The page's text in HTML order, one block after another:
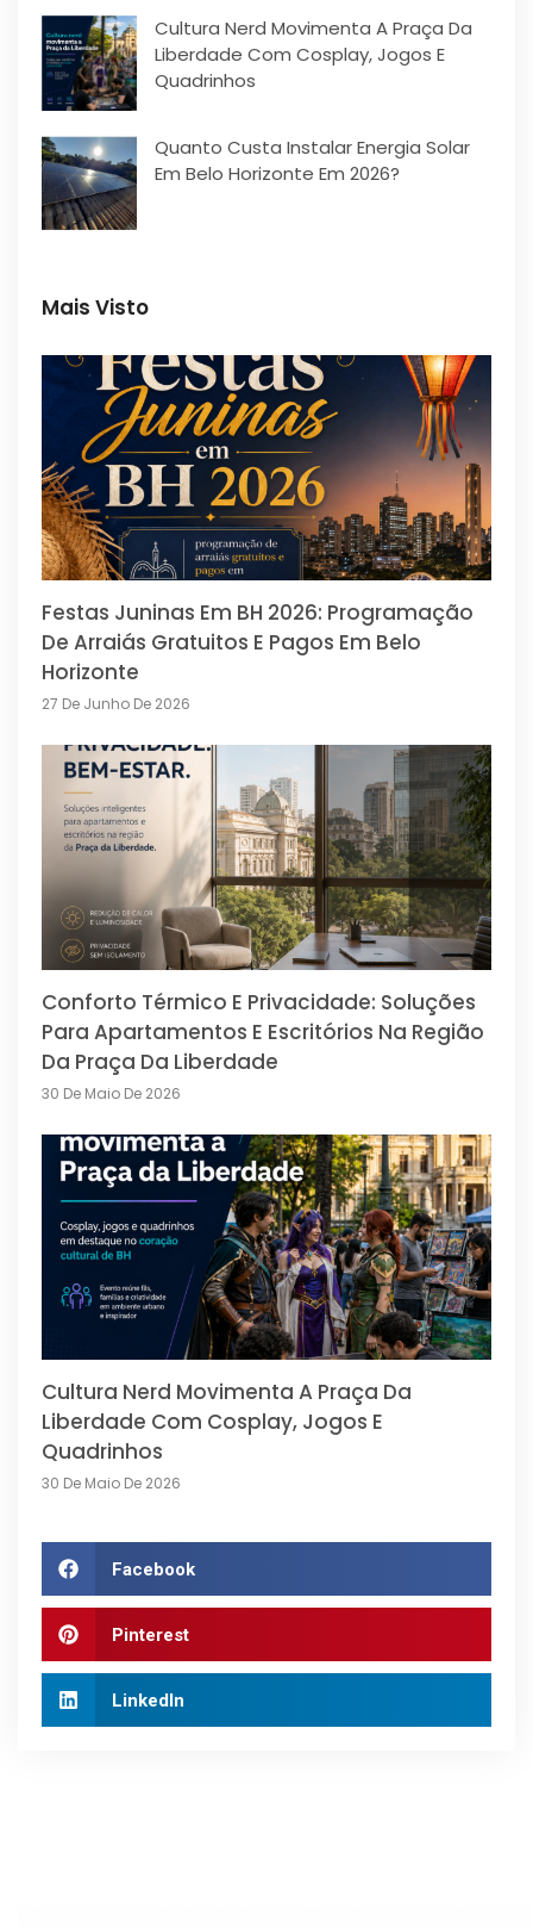
Cultura Nerd Movimenta A Praça Da
Liberdade Com Cosplay, Jogos E
Quadrinhos
Quanto Custa Instalar Energia Solar
Em Belo Horizonte Em 2026?
Mais Visto
Festas Juninas Em BH 2026: Programação
De Arraiás Gratuitos E Pagos Em Belo
Horizonte
27 De Junho De 2026
Conforto Térmico E Privacidade: Soluções
Para Apartamentos E Escritórios Na Região
Da Praça Da Liberdade
30 De Maio De 2026
Cultura Nerd Movimenta A Praça Da
Liberdade Com Cosplay, Jogos E
Quadrinhos
30 De Maio De 2026
Facebook
Pinterest
LinkedIn